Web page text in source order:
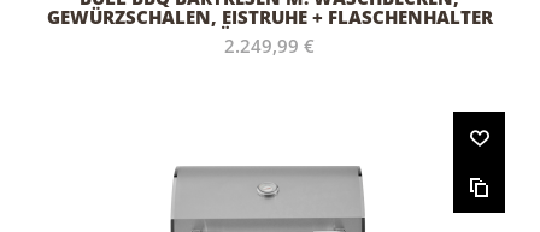
GEWÜRZSCHALEN, EISTRUHE + FLASCHENHALTER
& -ÖFFNER 76CM
2.249,99 €